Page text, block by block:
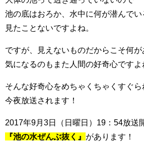
池の底はおろか、水中に何が潜んでい
見たことないですよね。
ですが、見えないものだからこそ何が
気になるのもまた人間の好奇心ですよ
そんな好奇心をめちゃくちゃくすぐ
今夜放送されます！
2017年9月3日（日曜日）19：54放送
『池の水ぜんぶ抜く』 があります！